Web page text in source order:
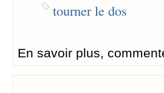
tourner le dos
En savoir plus,